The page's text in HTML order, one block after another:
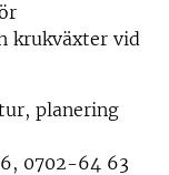
krukväxter vid
planering
0702-64 63